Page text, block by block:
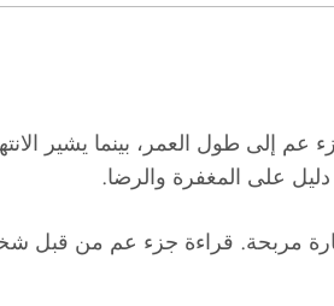
إلى طول العمر، بينما يشير
على المغفرة والرضا.
مربحة. قراءة جزء عم من قبل